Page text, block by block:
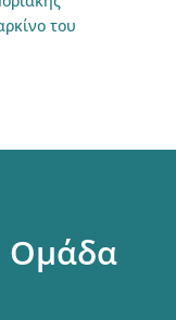
του
Ομάδα